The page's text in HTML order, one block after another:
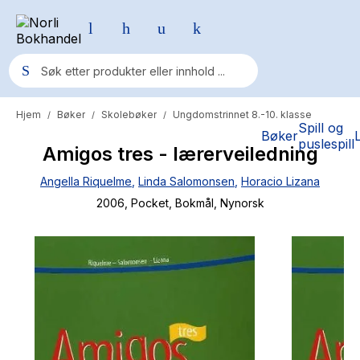
BøkerSpill og
puslespill
Populære søk
Pokemon
One piece
Fury Bound - Sable Sorensen
Elizabeth Strout
Hypopressiv trening
Hjem / Bøker / Skolebøker / Ungdomstrinnet 8.-10. klasse
Amigos tres - lærerveiledning
Angella Riquelme Linda Salomonsen Horacio Lizana
2006 , Pocket, Bokmål, Nynorsk